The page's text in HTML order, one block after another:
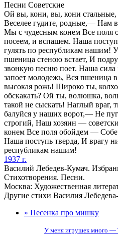
Песни Советские
Ой вы, кони, вы, кони стальные,
Веселее гудите, родные,— Нам в
Мы с чудесным конем Все поля
посеем, и вспашем. Наша
гулять по республикам нашим!
пшеница стеною встает, И
звонкую песню поет. Наша сила
запоет молодежь, Вся пшеница
высокая рожь! Широко ты,
обскакать? Ой ты, волюшка,
такой не сыскать! Наглый враг,
балуйся у наших ворот,— Не
строгий, Наш хозяин —
конем Все поля обойдем —
Наша поступь тверда, И врагу
республикам нашим!
1937 г.
Василий Лебедев-Кумач.
Стихотворения. Песни.
Москва: Художественная
Другие стихи Василия
» Песенка про мишку
У меня игрушек много —